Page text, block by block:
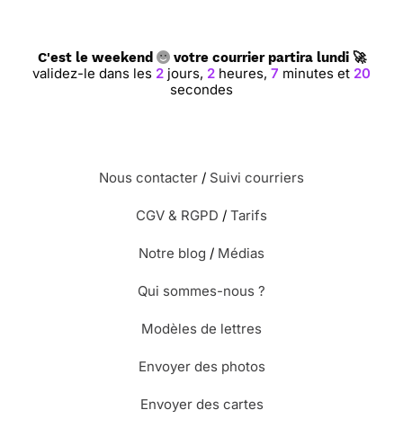
C'est le weekend votre courrier partira lundi 🚀
validez-le dans les2 jours,2 heures,7 minutes et19
secondes
Nous contacter / Suivi courriers
CGV & RGPD / Tarifs
Notre blog / Médias
Qui sommes-nous ?
Modèles de lettres
Envoyer des photos
Envoyer des cartes